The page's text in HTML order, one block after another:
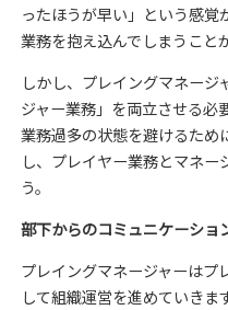
ったほうが早い」という感
業務を抱え込んでしまうこと
しかし、プレイングマネー
ジャー業務」を両立させる必
業務過多の状態を避けるため
し、プレイヤー業務とマネー
う。
部下からのコミュニケーショ
プレイングマネージャーはプ
して組織運営を進めていきま